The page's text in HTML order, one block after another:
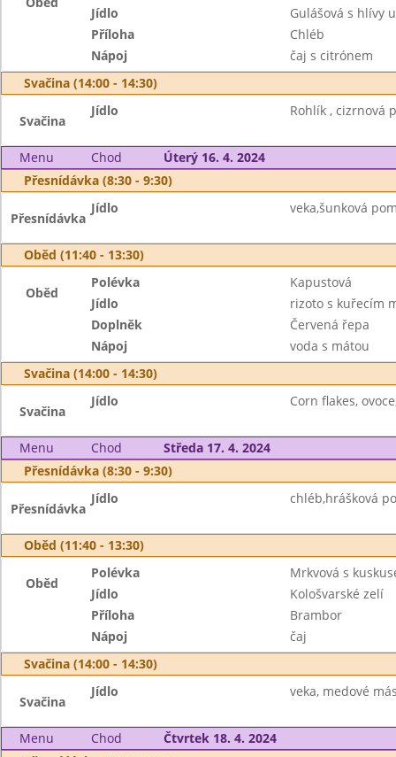
Jídlo
Gulášová s hlívy
Příloha
Chléb
Nápoj
čaj s citrónem
Svačina (14:00 - 14:30)
Svačina
Jídlo Rohlík , cizrnová
Menu Chod
Úterý 16. 4. 2024
Přesnídávka (8:30 - 9:30)
Přesnídávka
Jídlo veka,šunková
Oběd (11:40 - 13:30)
Oběd
Polévka
Kapustová
Jídlo
rizoto s kuřecím
Doplněk
Červená řepa
Nápoj
voda s mátou
Svačina (14:00 - 14:30)
Svačina
Jídlo Corn flakes,
Menu Chod
Středa 17. 4. 2024
Přesnídávka (8:30 - 9:30)
Přesnídávka
Jídlo chléb,hrášková
Oběd (11:40 - 13:30)
Oběd
Polévka
Mrkvová s
Jídlo
Kološvarské zelí
Příloha
Brambor
Nápoj
čaj
Svačina (14:00 - 14:30)
Svačina
Jídlo veka, medové
Menu Chod
Čtvrtek 18. 4. 2024